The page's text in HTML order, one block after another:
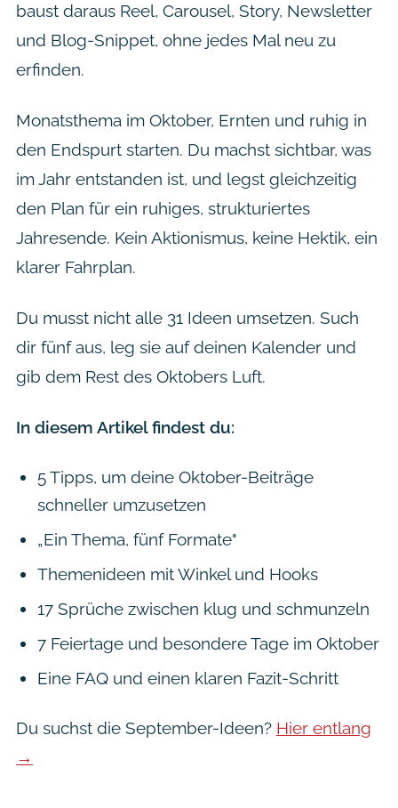
baust daraus Reel, Carousel, Story, Newsletter
und Blog-Snippet, ohne jedes Mal neu zu
erfinden.
Monatsthema im Oktober, Ernten und ruhig in
den Endspurt starten. Du machst sichtbar, was
im Jahr entstanden ist, und legst gleichzeitig
den Plan für ein ruhiges, strukturiertes
Jahresende. Kein Aktionismus, keine Hektik, ein
klarer Fahrplan.
Du musst nicht alle 31 Ideen umsetzen. Such
dir fünf aus, leg sie auf deinen Kalender und
gib dem Rest des Oktobers Luft.
In diesem Artikel findest du:
5 Tipps, um deine Oktober-Beiträge
schneller umzusetzen
„Ein Thema, fünf Formate"
Themenideen mit Winkel und Hooks
17 Sprüche zwischen klug und schmunzeln
7 Feiertage und besondere Tage im Oktober
Eine FAQ und einen klaren Fazit-Schritt
Du suchst die September-Ideen? Hier entlang
→